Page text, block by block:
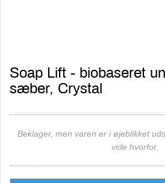
Soap Lift - biobaseret
sæber, Crystal
Beklager, men varen er i øjeblikket
vide hvorfor.